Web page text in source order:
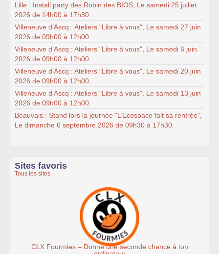
Lille : Install party des Robin des BIOS, Le samedi 25 juillet
2026 de 14h00 à 17h30.
Villeneuve d’Ascq : Ateliers "Libre à vous", Le samedi 27 juin
2026 de 09h00 à 12h00.
Villeneuve d’Ascq : Ateliers "Libre à vous", Le samedi 6 juin
2026 de 09h00 à 12h00.
Villeneuve d’Ascq : Ateliers "Libre à vous", Le samedi 20 juin
2026 de 09h00 à 12h00.
Villeneuve d’Ascq : Ateliers "Libre à vous", Le samedi 13 juin
2026 de 09h00 à 12h00.
Beauvais : Stand lors la journée "L’Ecospace fait sa rentrée",
Le dimanche 6 septembre 2026 de 09h30 à 17h30.
Sites favoris
Tous les sites
Donne une seconde chance à ton